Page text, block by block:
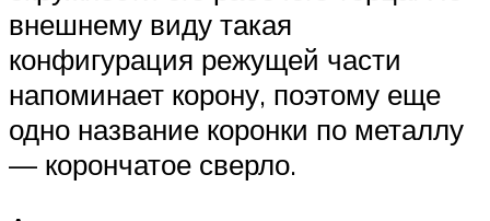
внешнему виду такая
конфигурация режущей части
напоминает корону, поэтому еще
одно название коронки по металлу
— корончатое сверло.